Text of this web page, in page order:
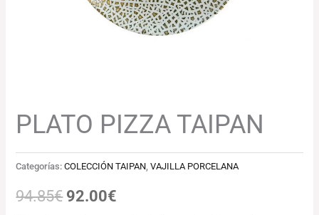
PLATO PIZZA TAIPAN
Categorías:COLECCIÓN TAIPAN ,VAJILLA PORCELANA
94.85€ 92.00€